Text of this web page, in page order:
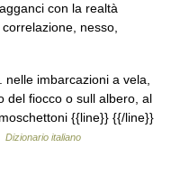
con la realtà
nesso,
imbarcazioni a vela,
del fiocco o sull albero, al
{{line}} {{/line}}
Dizionario italiano